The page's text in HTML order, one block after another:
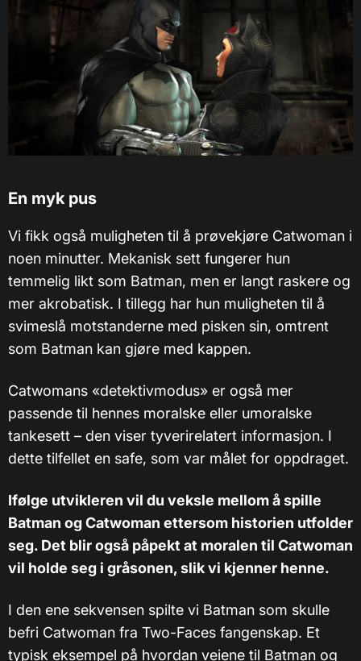
En myk pus
Vi fikk også muligheten til å prøvekjøre Catwoman i
noen minutter. Mekanisk sett fungerer hun
temmelig likt som Batman, men er langt raskere og
mer akrobatisk. I tillegg har hun muligheten til å
svimeslå motstanderne med pisken sin, omtrent
som Batman kan gjøre med kappen.
Catwomans «detektivmodus» er også mer
passende til hennes moralske eller umoralske
tankesett – den viser tyverirelatert informasjon. I
dette tilfellet en safe, som var målet for oppdraget.
Ifølge utvikleren vil du veksle mellom å spille
Batman og Catwoman ettersom historien utfolder
seg. Det blir også påpekt at moralen til Catwoman
vil holde seg i gråsonen, slik vi kjenner henne.
I den ene sekvensen spilte vi Batman som skulle
befri Catwoman fra Two-Faces fangenskap. Et
typisk eksempel på hvordan veiene til Batman og